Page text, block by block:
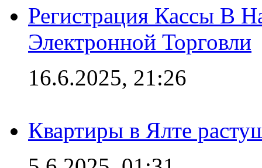
Регистрация Кассы В
Электронной Торговли
16.6.2025, 21:26
Квартиры в Ялте